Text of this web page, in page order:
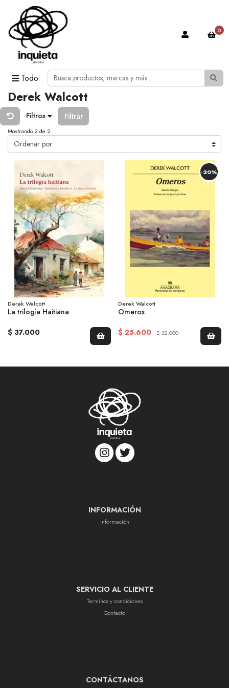
Todo
0
Derek Walcott
Filtros Filtrar
Mostrando 2 de 2
Derek Walcott
La trilogía Haitiana
$ 37.000
-20%
Derek Walcott
Omeros
$ 25.600
$ 32.000
INFORMACIÓN
Información
SERVICIO AL CLIENTE
Terminos y condiciones
Contacto
CONTÁCTANOS